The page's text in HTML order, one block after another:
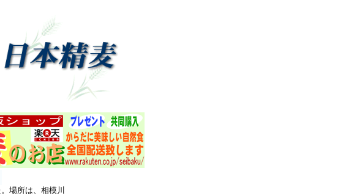
場所は、相模川